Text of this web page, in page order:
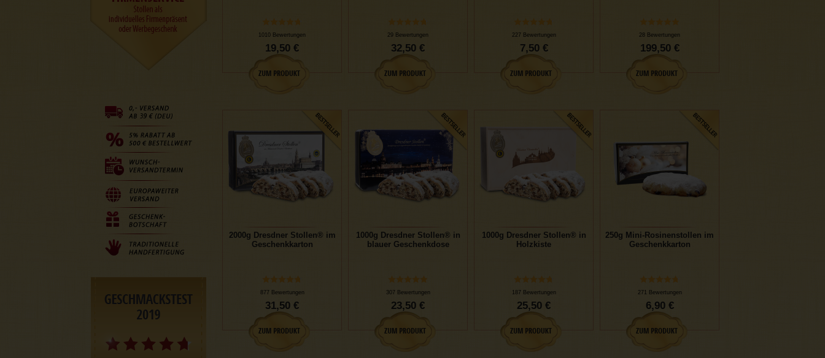
1010 Bewertungen
19,50 €
29 Bewertungen
32,50 €
227 Bewertungen
7,50 €
28 Bewertungen
199,50 €
2000g Dresdner Stollen® im
Geschenkkarton
877 Bewertungen
31,50 €
1000g Dresdner Stollen® in
blauer Geschenkdose
307 Bewertungen
23,50 €
1000g Dresdner Stollen® in
Holzkiste
187 Bewertungen
25,50 €
250g Mini-Rosinenstollen im
Geschenkkarton
271 Bewertungen
6,90 €